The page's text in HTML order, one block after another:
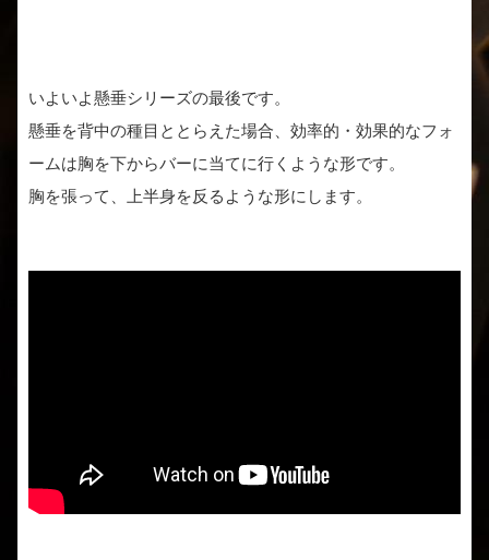
いよいよ懸垂シリーズの最後です。
懸垂を背中の種目ととらえた場合、効率的・効果的なフォ
ームは胸を下からバーに当てに行くような形です。
胸を張って、上半身を反るような形にします。